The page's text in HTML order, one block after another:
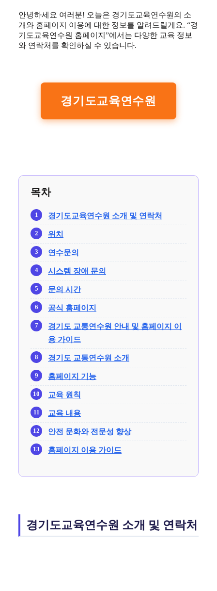
안녕하세요 여러분! 오늘은 경기도교육연수원의 소
개와 홈페이지 이용에 대한 정보를 알려드릴게요. “경
기도교육연수원 홈페이지”에서는 다양한 교육 정보
와 연락처를 확인하실 수 있습니다.
경기도교육연수원
목차
경기도교육연수원 소개 및 연락처
위치
연수문의
시스템 장애 문의
문의 시간
공식 홈페이지
경기도 교통연수원 안내 및 홈페이지 이
용 가이드
경기도 교통연수원 소개
홈페이지 기능
교육 원칙
교육 내용
안전 문화와 전문성 향상
홈페이지 이용 가이드
경기도교육연수원 소개 및 연락처